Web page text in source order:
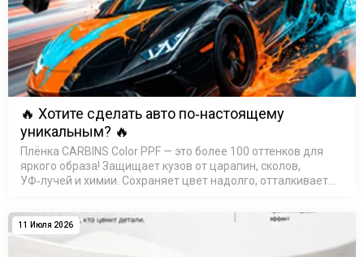
🔥 Хотите сделать авто по‑настоящему
уникальным? 🔥
Плёнка CARBINS Color PPF — это более 100 оттенков для
яркого образа! Защищает кузов от царапин, сколов,
УФ‑лучей и химии. Сохраняет цвет надолго, отталкивает
службы &mdas…
11 Июля 2026